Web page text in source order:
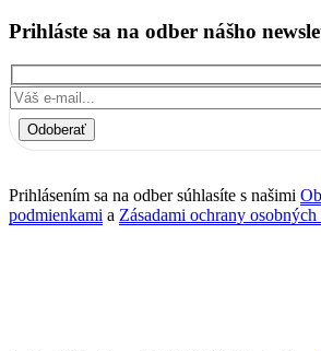
Prihláste sa na odber nášho
Odoberať
Prihlásením sa na odber súhlasíte s našimi
podmienkami a Zásadami ochrany osobných